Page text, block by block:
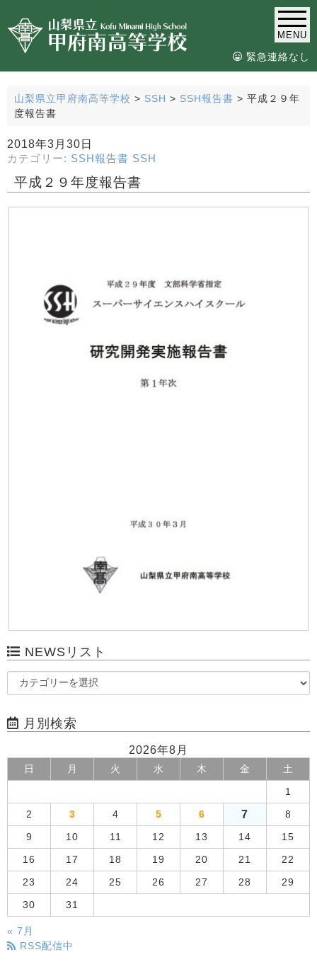
MENU
緊急連絡なし
山梨県立甲府南高等学校 > SSH > SSH報告書 > 平成２９年
度報告書
2018年3月30日
カテゴリー: SSH報告書 SSH
平成２９年度報告書
NEWSリスト
月別検索
2026年8月
日 月 火 水 木 金 土
1
2 3 4 5 6 7 8
9 10 11 12 13 14 15
16 17 18 19 20 21 22
23 24 25 26 27 28 29
30 31
« 7月
RSS配信中